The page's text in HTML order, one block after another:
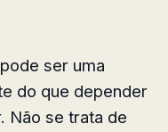
ser uma
do que depender
Não se trata de